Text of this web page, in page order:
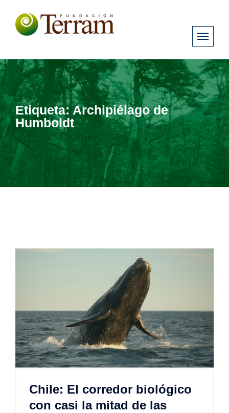
Etiqueta:Archipiélago de
Humboldt
Chile: El corredor biológico
con casi la mitad de las